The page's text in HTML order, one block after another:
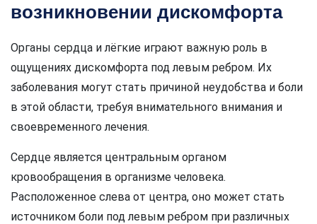
возникновении дискомфорта
Органы сердца и лёгкие играют важную роль в
ощущениях дискомфорта под левым ребром. Их
заболевания могут стать причиной неудобства и боли
в этой области, требуя внимательного внимания и
своевременного лечения.
Сердце является центральным органом
кровообращения в организме человека.
Расположенное слева от центра, оно может стать
источником боли под левым ребром при различных